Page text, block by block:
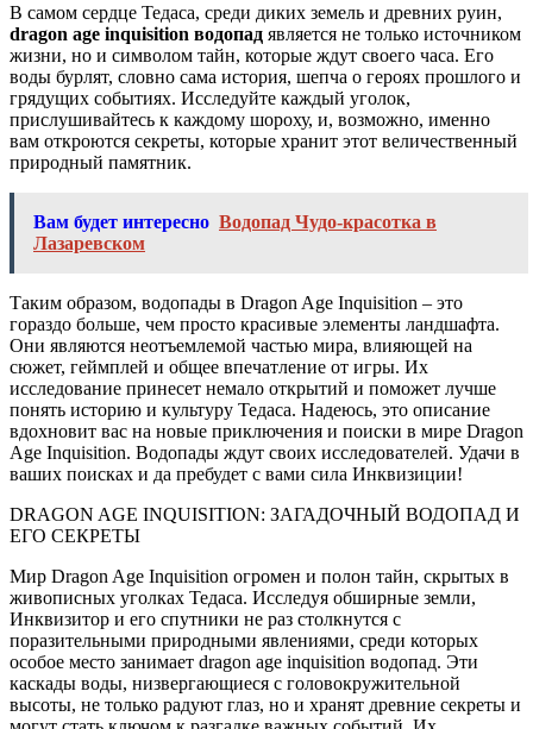
В самом сердце Тедаса, среди диких земель и древних руин,
dragon age inquisition водопад является не только источником
жизни, но и символом тайн, которые ждут своего часа. Его
воды бурлят, словно сама история, шепча о героях прошлого и
грядущих событиях. Исследуйте каждый уголок,
прислушивайтесь к каждому шороху, и, возможно, именно
вам откроются секреты, которые хранит этот величественный
природный памятник.
Вам будет интересно Водопад Чудо-красотка в
Лазаревском
Таким образом, водопады в Dragon Age Inquisition – это
гораздо больше, чем просто красивые элементы ландшафта.
Они являются неотъемлемой частью мира, влияющей на
сюжет, геймплей и общее впечатление от игры. Их
исследование принесет немало открытий и поможет лучше
понять историю и культуру Тедаса. Надеюсь, это описание
вдохновит вас на новые приключения и поиски в мире Dragon
Age Inquisition. Водопады ждут своих исследователей. Удачи в
ваших поисках и да пребудет с вами сила Инквизиции!
DRAGON AGE INQUISITION: ЗАГАДОЧНЫЙ ВОДОПАД И
ЕГО СЕКРЕТЫ
Мир Dragon Age Inquisition огромен и полон тайн, скрытых в
живописных уголках Тедаса. Исследуя обширные земли,
Инквизитор и его спутники не раз столкнутся с
поразительными природными явлениями, среди которых
особое место занимает dragon age inquisition водопад. Эти
каскады воды, низвергающиеся с головокружительной
высоты, не только радуют глаз, но и хранят древние секреты и